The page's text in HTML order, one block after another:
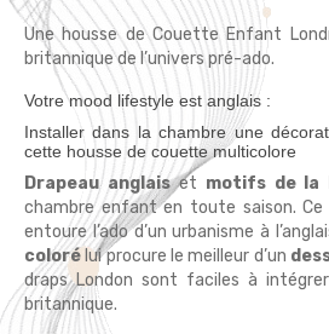
Une housse de Couette Enfant
britannique de l’univers pré-ado.
Votre mood lifestyle est anglais :
Installer dans la chambre une
cette housse de couette multicolore
Drapeau anglaiset motifs de la
chambre enfant en toute saison. Ce
entoure l’ado d’un urbanisme à
coloré lui procure le meilleur d’un
draps London sont faciles à
britannique.